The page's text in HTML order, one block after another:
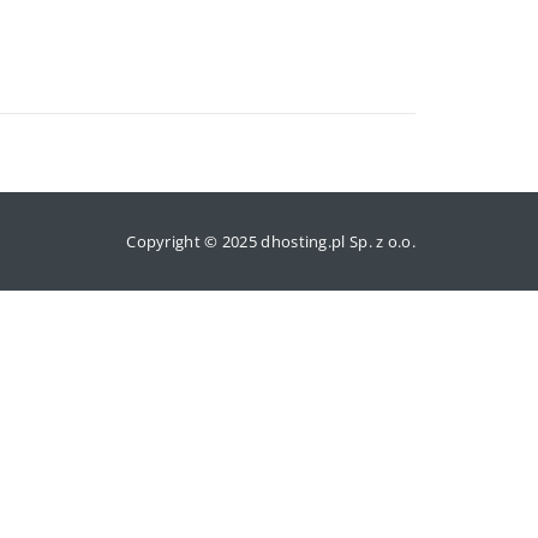
Copyright © 2025 dhosting.pl Sp. z o.o.